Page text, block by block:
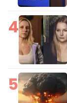
4
5